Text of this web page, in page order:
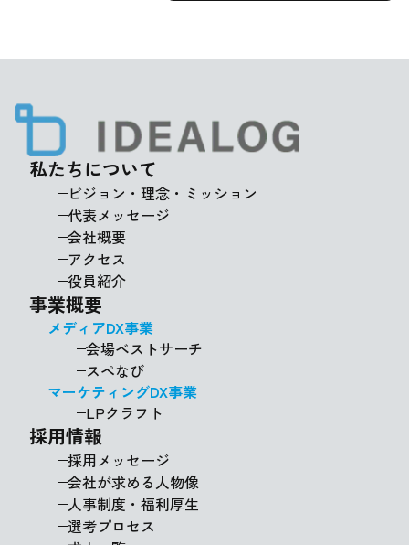
私たちについて
ビジョン・理念・ミッション
代表メッセージ
会社概要
アクセス
役員紹介
事業概要
メディアDX事業
会場ベストサーチ
スペなび
マーケティングDX事業
LPクラフト
採用情報
採用メッセージ
会社が求める人物像
人事制度・福利厚生
選考プロセス